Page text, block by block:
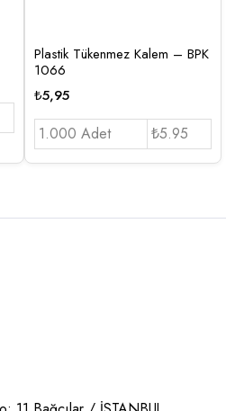
Plastik Tükenmez Kalem – BPK
1066
₺5,95
1.000 Adet ₺5.95